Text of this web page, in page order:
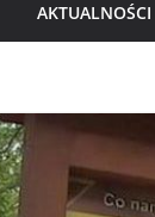
AKTUALNOŚCI